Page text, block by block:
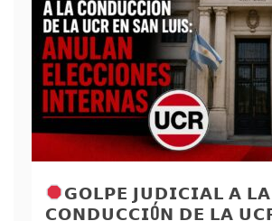
𝗚𝗢𝗟𝗣𝗘 𝗝𝗨𝗗𝗜𝗖𝗜𝗔𝗟 𝗔 𝗟𝗔
𝗖𝗢𝗡𝗗𝗨𝗖𝗖𝗜Ó𝗡 𝗗𝗘 𝗟𝗔